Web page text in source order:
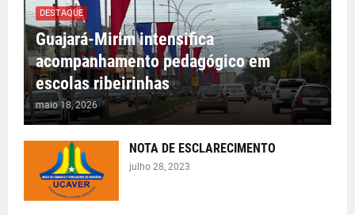
DESTAQUE
Guajará-Mirim intensifica
acompanhamento pedagógico em
escolas ribeirinhas
maio 18, 2026
NOTA DE ESCLARECIMENTO
julho 28, 2023